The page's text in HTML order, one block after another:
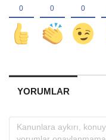
YORUMLAR